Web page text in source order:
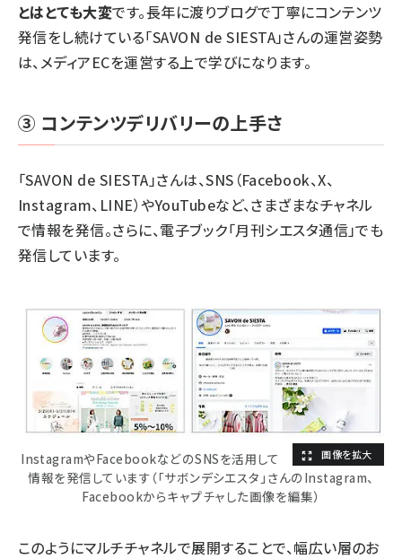
とはとても大変です。長年に渡りブログで丁寧にコンテンツ
発信をし続けている「SAVON de SIESTA」さんの運営姿勢
は、メディアECを運営する上で学びになります。
③ コンテンツデリバリーの上手さ
「SAVON de SIESTA」さんは、SNS（Facebook、X、
Instagram、LINE）やYouTubeなど、さまざまなチャネル
で情報を発信。さらに、電子ブック「月刊シエスタ通信」でも
発信しています。
InstagramやFacebookなどのSNSを活用して
情報を発信しています（「サボンデシエスタ」さんのInstagram、
Facebookからキャプチャした画像を編集）
このようにマルチチャネルで展開することで、幅広い層のお